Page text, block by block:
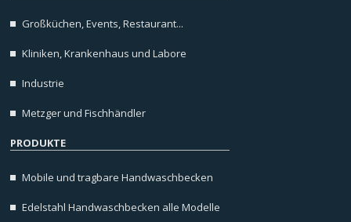
Großküchen, Events, Restaurant...
Kliniken, Krankenhaus und Labore
Industrie
Metzger und Fischhändler
PRODUKTE
Mobile und tragbare Handwaschbecken
Edelstahl Handwaschbecken alle Modelle